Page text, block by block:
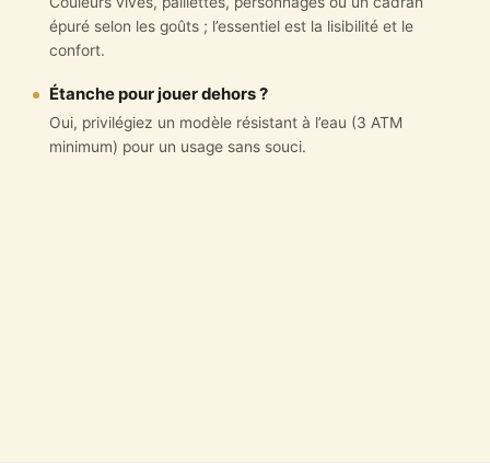
épuré selon les goûts ; l’essentiel est la lisibilité et le
confort.
Étanche pour jouer dehors ?
Oui, privilégiez un modèle résistant à l’eau (3 ATM
minimum) pour un usage sans souci.